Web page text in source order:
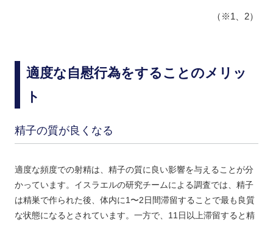
（※1、2）
適度な自慰行為をすることのメリッ
ト
精子の質が良くなる
適度な頻度での射精は、精子の質に良い影響を与えることが分
かっています。イスラエルの研究チームによる調査では、精子
は精巣で作られた後、体内に1〜2日間滞留することで最も良質
な状態になるとされています。一方で、11日以上滞留すると精